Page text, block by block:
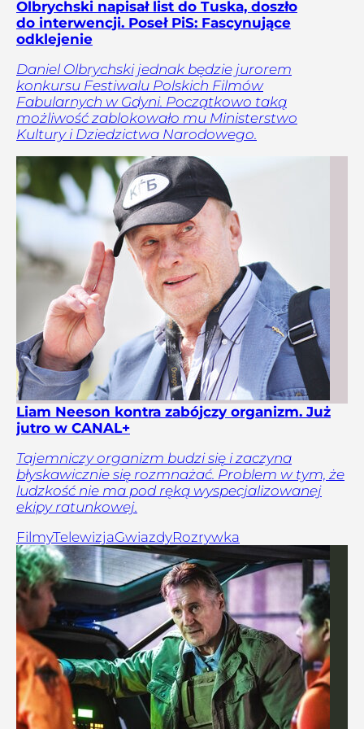
Olbrychski napisał list do Tuska, doszło
do interwencji. Poseł PiS: Fascynujące
odklejenie
Daniel Olbrychski jednak będzie jurorem
konkursu Festiwalu Polskich Filmów
Fabularnych w Gdyni. Początkowo taką
możliwość zablokowało mu Ministerstwo
Kultury i Dziedzictwa Narodowego.
Liam Neeson kontra zabójczy organizm. Już
jutro w CANAL+
Tajemniczy organizm budzi się i zaczyna
błyskawicznie się rozmnażać. Problem w tym, że
ludzkość nie ma pod ręką wyspecjalizowanej
ekipy ratunkowej.
FilmyTelewizjaGwiazdyRozrywka